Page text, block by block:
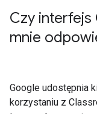
Czy interfejs
mnie
Google udostępnia
korzystaniu z